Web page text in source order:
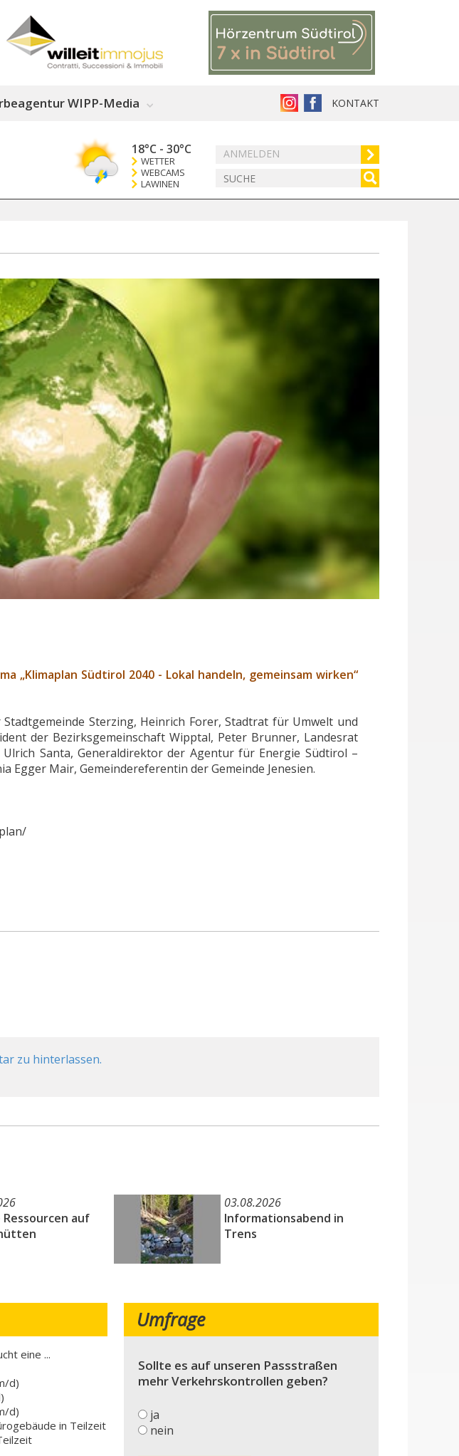
KONTAKT
WIPP-Media
ANMELDEN
18°C - 30°C
WETTER
WEBCAMS
LAWINEN
„Klimaplan Südtirol 2040 - Lokal handeln, gemeinsam wirken“
Sterzing, Heinrich Forer, Stadtrat für Umwelt und
der Bezirksgemeinschaft Wipptal, Peter Brunner, Landesrat
Santa, Generaldirektor der Agentur für Energie Südtirol –
Egger Mair, Gemeindereferentin der Gemeinde Jenesien.
zu hinterlassen.
Ressourcen auf
03.08.2026
Informationsabend in
Trens
eine ...
d)
d)
in Teilzeit
Umfrage
Sollte es auf unseren Passstraßen
mehr Verkehrskontrollen geben?
ja
nein